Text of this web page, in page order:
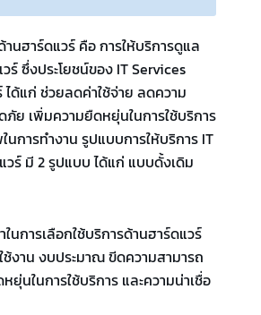
านฮาร์ดแวร์ คือ การให้บริการดูแล
ซึ่งประโยชน์ของ IT Services
ได้แก่ ช่วยลดค่าใช้จ่าย ลดความ
ย เพิ่มความยืดหยุ่นในการใช้บริการ
นการทำงาน รูปแบบการให้บริการ IT
วร์ มี 2 รูปแบบ ได้แก่ แบบดั้งเดิม
การเลือกใช้บริการด้านฮาร์ดแวร์
ช้งาน งบประมาณ ขีดความสามารถ
นในการใช้บริการ และความน่าเชื่อ